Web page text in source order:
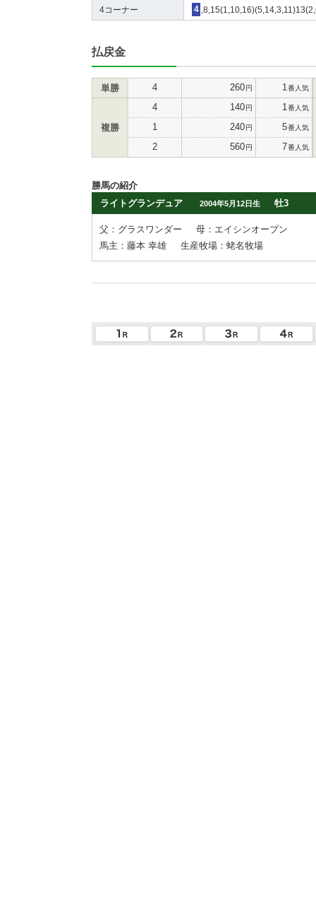
4コーナー 4
払戻金
単勝 4 260円 1 番人気
複勝
4 140円 1 番人気
1 240円 5番人気
2 560円 7番人気
勝馬の紹介
ライトグランデュア
2004年5月12日生 牡3
父：グラスワンダー
母：エイシンオープン
馬主：藤本 幸雄
生産牧場：蛯名牧場